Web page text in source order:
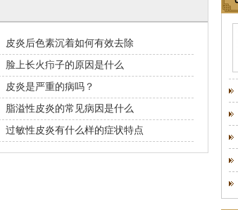
皮炎后色素沉着如何有效去除
脸上长火疖子的原因是什么
皮炎是严重的病吗？
脂溢性皮炎的常见病因是什么
过敏性皮炎有什么样的症状特点